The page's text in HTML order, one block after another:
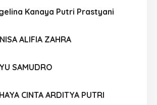
Kanaya Putri Prastyani
ALIFIA ZAHRA
SAMUDRO
CINTA ARDITYA PUTRI